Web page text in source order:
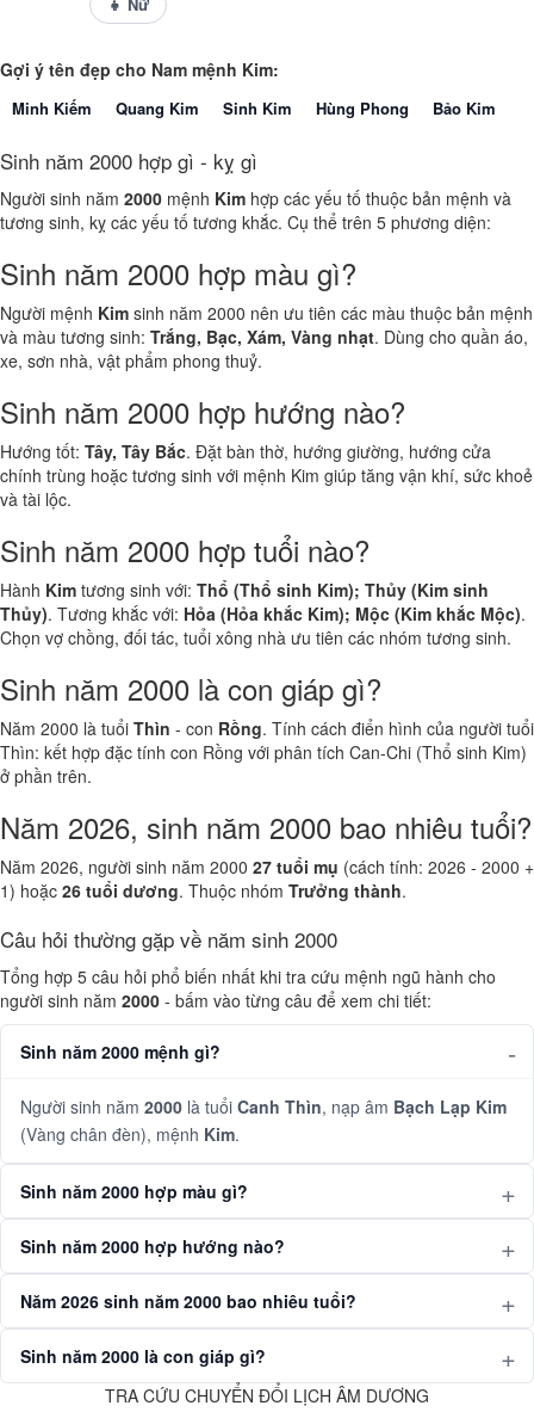
Gợi ý tên đẹp cho Nam mệnh Kim:
Minh Kiếm Quang Kim Sinh Kim Hùng Phong Bảo Kim
Sinh năm 2000 hợp gì - kỵ gì
Người sinh năm 2000 mệnh Kim hợp các yếu tố thuộc bản mệnh và
tương sinh, kỵ các yếu tố tương khắc. Cụ thể trên 5 phương diện:
Sinh năm 2000 hợp màu gì?
Người mệnh Kim sinh năm 2000 nên ưu tiên các màu thuộc bản mệnh
và màu tương sinh: Trắng, Bạc, Xám, Vàng nhạt. Dùng cho quần áo,
xe, sơn nhà, vật phẩm phong thuỷ.
Sinh năm 2000 hợp hướng nào?
Hướng tốt: Tây, Tây Bắc. Đặt bàn thờ, hướng giường, hướng cửa
chính trùng hoặc tương sinh với mệnh Kim giúp tăng vận khí, sức khoẻ
và tài lộc.
Sinh năm 2000 hợp tuổi nào?
Hành Kim tương sinh với: Thổ (Thổ sinh Kim); Thủy (Kim sinh
Thủy). Tương khắc với: Hỏa (Hỏa khắc Kim); Mộc (Kim khắc Mộc).
Chọn vợ chồng, đối tác, tuổi xông nhà ưu tiên các nhóm tương sinh.
Sinh năm 2000 là con giáp gì?
Năm 2000 là tuổi Thìn - con Rồng. Tính cách điển hình của người tuổi
Thìn: kết hợp đặc tính con Rồng với phân tích Can-Chi (Thổ sinh Kim)
ở phần trên.
Năm 2026, sinh năm 2000 bao nhiêu tuổi?
Năm 2026, người sinh năm 2000 27 tuổi mụ (cách tính: 2026 - 2000 +
1) hoặc 26 tuổi dương. Thuộc nhóm Trưởng thành.
Câu hỏi thường gặp về năm sinh 2000
Tổng hợp 5 câu hỏi phổ biến nhất khi tra cứu mệnh ngũ hành cho
người sinh năm 2000 - bấm vào từng câu để xem chi tiết:
Sinh năm 2000 mệnh gì?
Người sinh năm 2000 là tuổi Canh Thìn, nạp âm Bạch Lạp Kim
(Vàng chân đèn), mệnh Kim.
Sinh năm 2000 hợp màu gì?
Sinh năm 2000 hợp hướng nào?
Năm 2026 sinh năm 2000 bao nhiêu tuổi?
Sinh năm 2000 là con giáp gì?
TRA CỨU CHUYỂN ĐỔI LỊCH ÂM DƯƠNG